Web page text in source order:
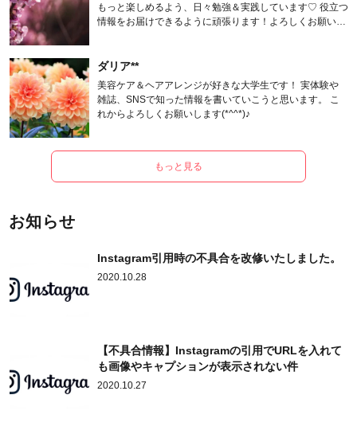
もっと楽しめるよう、日々勉強＆実践しています♡ 役立つ
情報をお届けできるように頑張ります！よろしくお願いし
ダリア**
美容ケア＆ヘアアレンジが好きな大学生です！ 実体験や
雑誌、SNSで知った情報を書いていこうと思います。 こ
れからよろしくお願いします(*^^*)♪
もっと見る
お知らせ
Instagram引用時の不具合を改修いたしました。
2020.10.28
【不具合情報】Instagramの引用でURLを入れて
も画像やキャプションが表示されない件
2020.10.27